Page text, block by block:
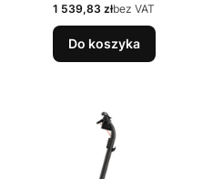
Cena
1 539,83 złbez VAT
Do koszyka